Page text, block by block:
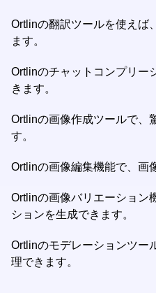
Ortlinの翻訳ツールを使えば
ます。
Ortlinのチャットコンプリー
きます。
Ortlinの画像作成ツールで、
す。
Ortlinの画像編集機能で、画
Ortlinの画像バリエーション
ションを生成できます。
Ortlinのモデレーションツー
理できます。